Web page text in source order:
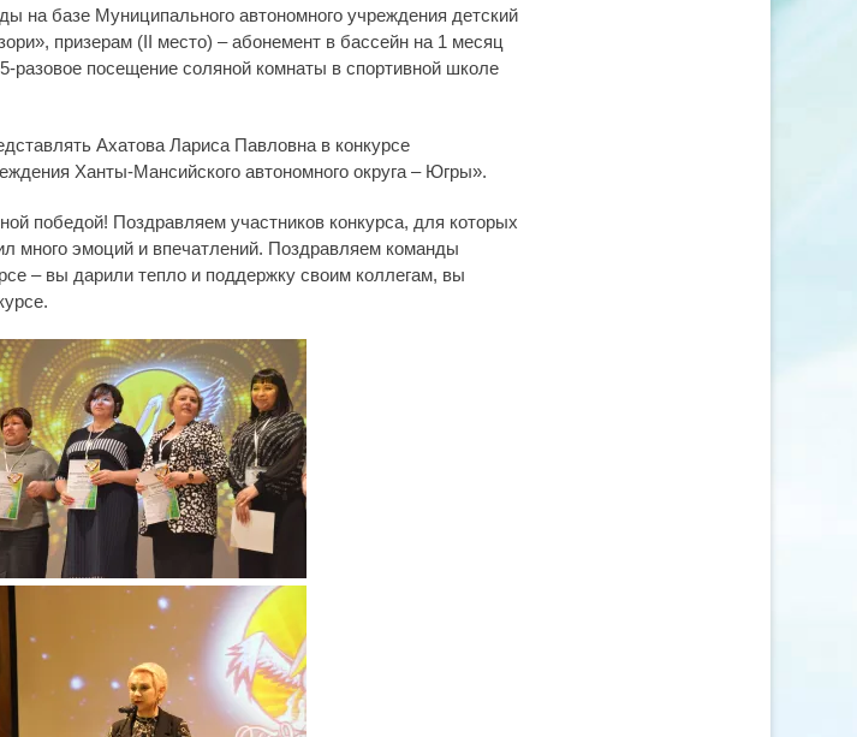
на базе Муниципального автономного учреждения детский
призерам (II место) – абонемент в бассейн на 1 месяц
разовое посещение соляной комнаты в спортивной школе
Ахатова Лариса Павловна в конкурсе
Ханты-Мансийского автономного округа – Югры».
победой! Поздравляем участников конкурса, для которых
много эмоций и впечатлений. Поздравляем команды
– вы дарили тепло и поддержку своим коллегам, вы